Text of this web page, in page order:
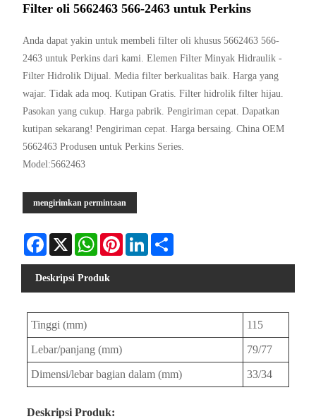
Filter oli 5662463 566-2463 untuk Perkins
Anda dapat yakin untuk membeli filter oli khusus 5662463 566-
2463 untuk Perkins dari kami. Elemen Filter Minyak Hidraulik -
Filter Hidrolik Dijual. Media filter berkualitas baik. Harga yang
wajar. Tidak ada moq. Kutipan Gratis. Filter hidrolik filter hijau.
Pasokan yang cukup. Harga pabrik. Pengiriman cepat. Dapatkan
kutipan sekarang! Pengiriman cepat. Harga bersaing. China OEM
5662463 Produsen untuk Perkins Series.
Model:5662463
mengirimkan permintaan
Facebook
X WhatsAppPinterestLinkedIn
Deskripsi Produk
Tinggi (mm) 115
Lebar/panjang (mm) 79/77
Dimensi/lebar bagian dalam (mm) 33/34
Deskripsi Produk: